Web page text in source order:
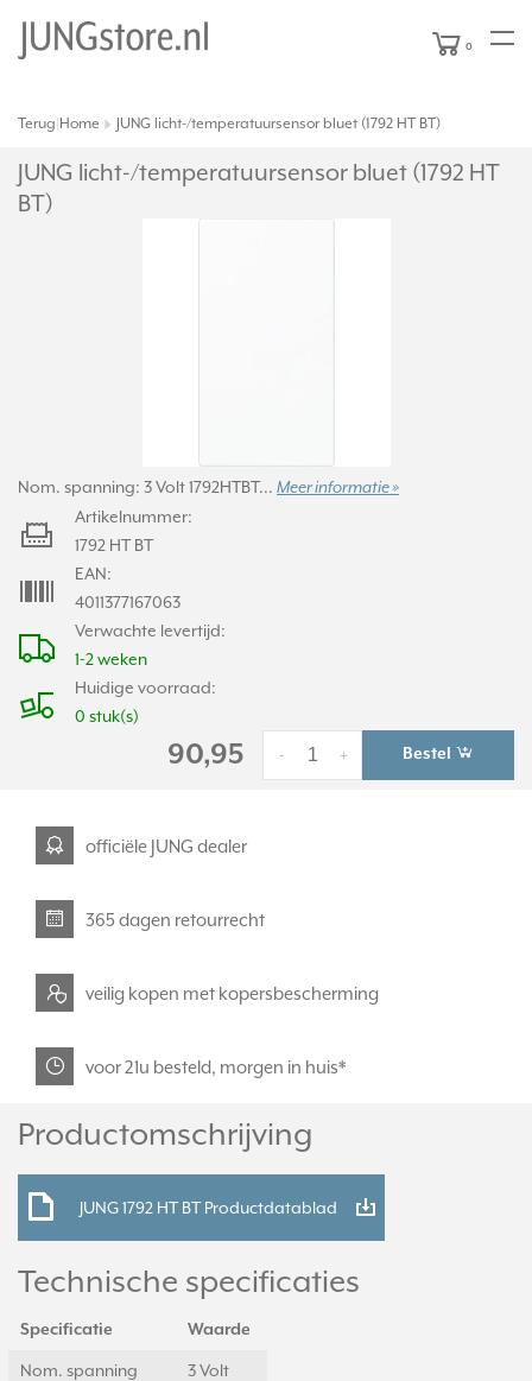
0
Terug Home JUNG licht-/temperatuursensor bluet (1792 HT BT)
JUNG licht-/temperatuursensor bluet (1792 HT
BT)
Nom. spanning: 3 Volt 1792HTBT... Meer informatie »
Verwachte levertijd:
1-2 weken
Huidige voorraad:
0 stuk(s)
Artikelnummer:
1792 HT BT
EAN:
4011377167063
90,95 +
- Bestel
officiële JUNG dealer
365 dagen retourrecht
veilig kopen met kopersbescherming
voor 21u besteld, morgen in huis*
Productomschrijving
JUNG 1792 HT BT Productdatablad
Technische specificaties
Specificatie Waarde
Nom. spanning 3 Volt